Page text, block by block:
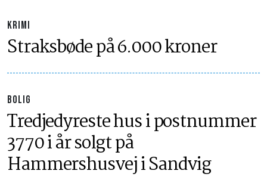
KRIMI
Straksbøde på 6.000 kroner
BOLIG
Tredjedyreste hus i postnummer
3770 i år solgt på
Hammershusvej i Sandvig